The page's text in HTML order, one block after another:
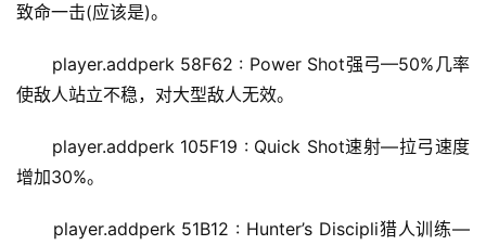
致命一击(应该是)。
player.addperk 58F62 : Power Shot强弓—50%几率
使敌人站立不稳，对大型敌人无效。
player.addperk 105F19 : Quick Shot速射—拉弓速度
增加30%。
player.addperk 51B12 : Hunter’s Discipli猎人训练—